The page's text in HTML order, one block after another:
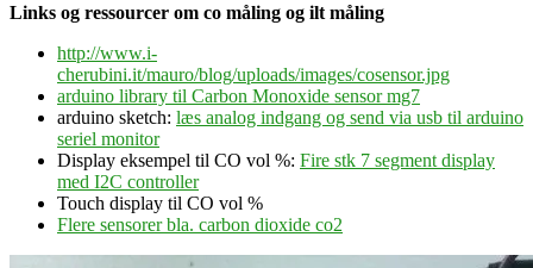
Links og ressourcer om co måling og ilt måling
http://www.i-
cherubini.it/mauro/blog/uploads/images/cosensor.jpg
arduino library til Carbon Monoxide sensor mg7
arduino sketch: læs analog indgang og send via usb til arduino
seriel monitor
Display eksempel til CO vol %: Fire stk 7 segment display
med I2C controller
Touch display til CO vol %
Flere sensorer bla. carbon dioxide co2